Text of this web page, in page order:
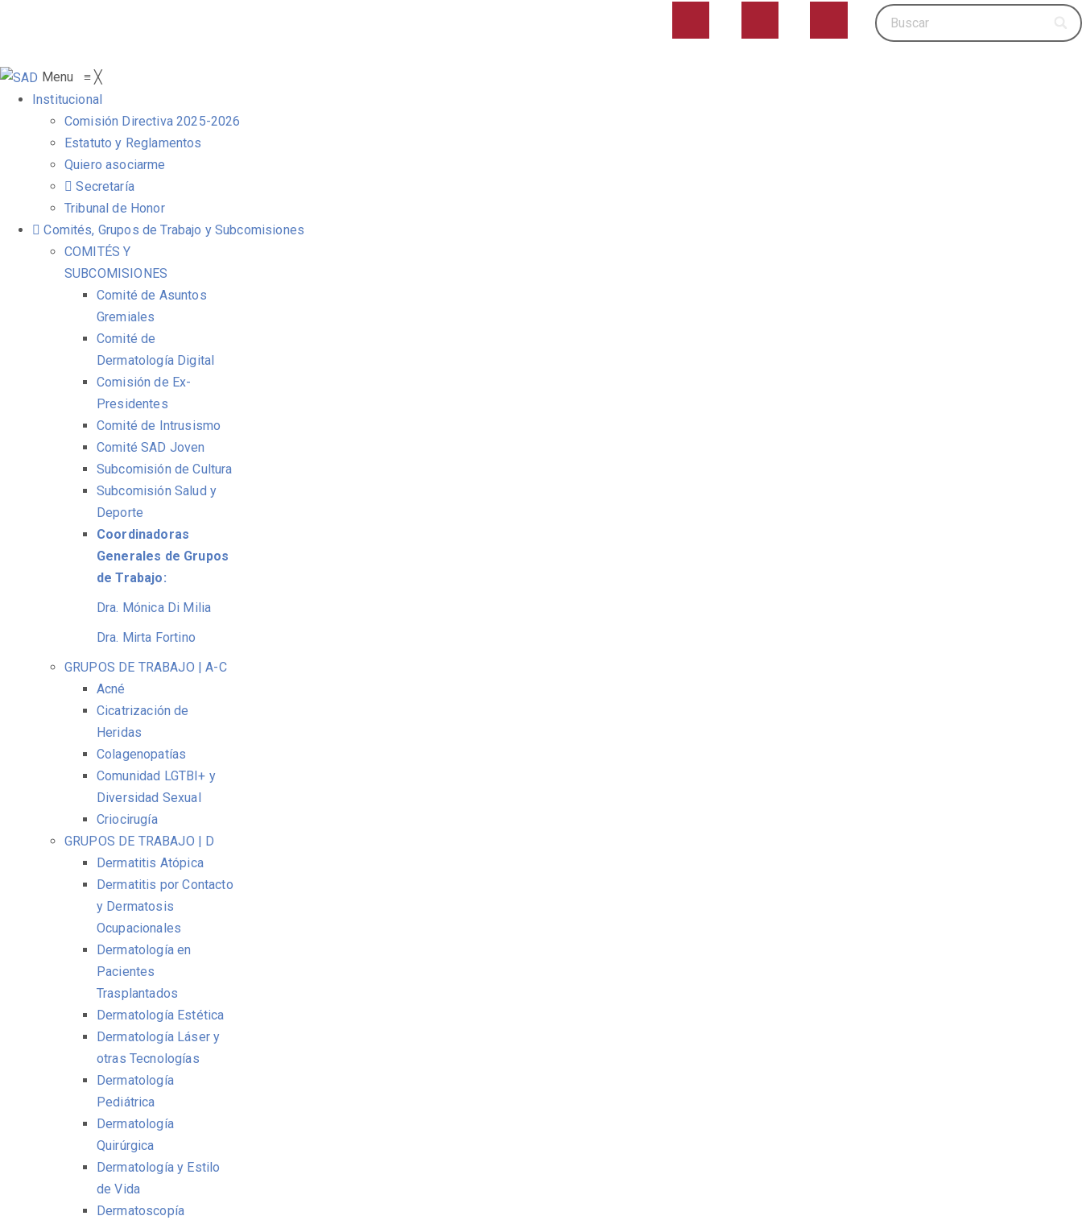
Menu ≡ ╳
Institucional
Comisión Directiva 2025-2026
Estatuto y Reglamentos
Quiero asociarme
Secretaría
Tribunal de Honor
Comités, Grupos de Trabajo y Subcomisiones
COMITÉS Y
SUBCOMISIONES
Comité de Asuntos
Gremiales
Comité de
Dermatología Digital
Comisión de Ex-
Presidentes
Comité de Intrusismo
Comité SAD Joven
Subcomisión de Cultura
Subcomisión Salud y
Deporte
Coordinadoras
Generales de Grupos
de Trabajo:
Dra. Mónica Di Milia
Dra. Mirta Fortino
GRUPOS DE TRABAJO | A-C
Acné
Cicatrización de
Heridas
Colagenopatías
Comunidad LGTBI+ y
Diversidad Sexual
Criocirugía
GRUPOS DE TRABAJO | D
Dermatitis Atópica
Dermatitis por Contacto
y Dermatosis
Ocupacionales
Dermatología en
Pacientes
Trasplantados
Dermatología Estética
Dermatología Láser y
otras Tecnologías
Dermatología
Pediátrica
Dermatología
Quirúrgica
Dermatología y Estilo
de Vida
Dermatoscopía